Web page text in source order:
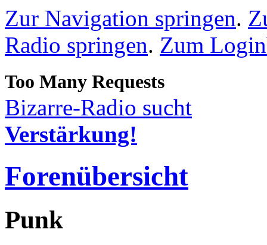
Zur Navigation springen.
Radio springen. Zum
Bizarre-Radio sucht
Verstärkung!
Forenübersicht
Punk